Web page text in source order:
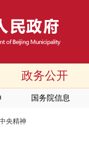
国务院信息
政务公开
央精神